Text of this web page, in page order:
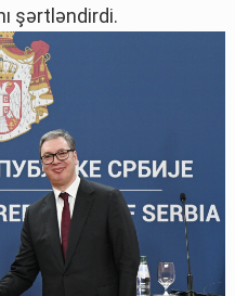
şərtləndirdi.